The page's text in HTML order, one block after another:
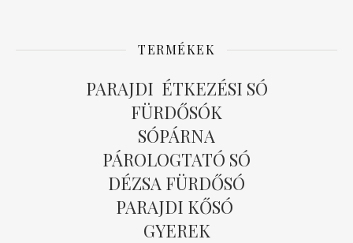
TERMÉKEK
PARAJDI ÉTKEZÉSI SÓ
FÜRDŐSÓK
SÓPÁRNA
PÁROLOGTATÓ SÓ
DÉZSA FÜRDŐSÓ
PARAJDI KŐSÓ
GYEREK